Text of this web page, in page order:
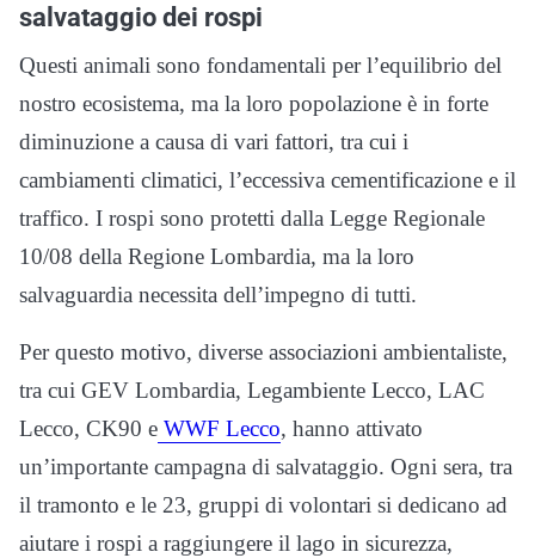
salvataggio dei rospi
Questi animali sono fondamentali per l’equilibrio del
nostro ecosistema, ma la loro popolazione è in forte
diminuzione a causa di vari fattori, tra cui i
cambiamenti climatici, l’eccessiva cementificazione e il
traffico. I rospi sono protetti dalla Legge Regionale
10/08 della Regione Lombardia, ma la loro
salvaguardia necessita dell’impegno di tutti.
Per questo motivo, diverse associazioni ambientaliste,
tra cui GEV Lombardia, Legambiente Lecco, LAC
Lecco, CK90 e WWF Lecco, hanno attivato
un’importante campagna di salvataggio. Ogni sera, tra
il tramonto e le 23, gruppi di volontari si dedicano ad
aiutare i rospi a raggiungere il lago in sicurezza,